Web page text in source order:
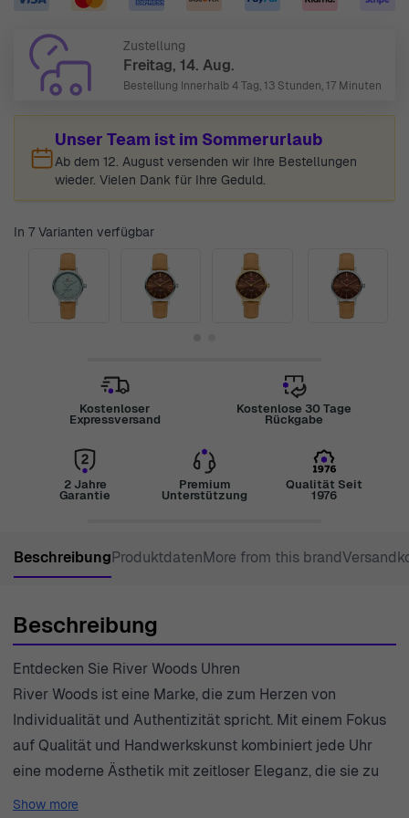
Zustellung
Freitag, 14. Aug.
Bestellung Innerhalb4 Tag, 13 Stunden, 17 Minuten
Unser Team ist im Sommerurlaub
Ab dem 12. August versenden wir Ihre Bestellungen
wieder. Vielen Dank für Ihre Geduld.
In 7 Varianten verfügbar
Kostenloser
Expressversand
Kostenlose 30 Tage
Rückgabe
2 Jahre
Garantie
Premium
Unterstützung
Qualität Seit
1976
BeschreibungProduktdatenMore from this brand
Beschreibung
Entdecken Sie River Woods Uhren
River Woods ist eine Marke, die zum Herzen von
Individualität und Authentizität spricht. Mit einem Fokus
auf Qualität und Handwerkskunst kombiniert jede Uhr
eine moderne Ästhetik mit zeitloser Eleganz, die sie zu
unverzichtbaren Accessoires für die Frauen von heute
Show more